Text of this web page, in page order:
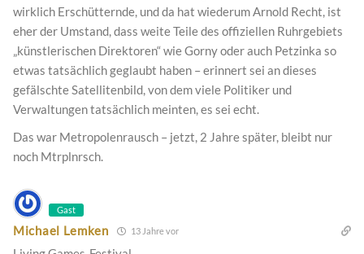
wirklich Erschütternde, und da hat wiederum Arnold Recht, ist
eher der Umstand, dass weite Teile des offiziellen Ruhrgebiets
„künstlerischen Direktoren“ wie Gorny oder auch Petzinka so
etwas tatsächlich geglaubt haben – erinnert sei an dieses
gefälschte Satellitenbild, von dem viele Politiker und
Verwaltungen tatsächlich meinten, es sei echt.
Das war Metropolenrausch – jetzt, 2 Jahre später, bleibt nur
noch Mtrplnrsch.
Gast
Michael Lemken 13 Jahre vor